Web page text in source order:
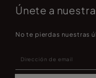
Únete a
No te pierdas nuestras